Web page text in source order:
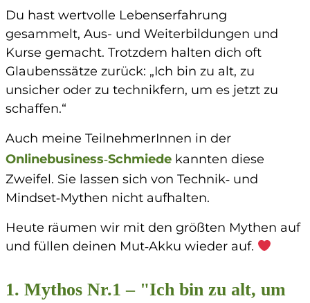
Du hast wertvolle Lebenserfahrung
gesammelt, Aus- und Weiterbildungen und
Kurse gemacht. Trotzdem halten dich oft
Glaubenssätze zurück: „Ich bin zu alt, zu
unsicher oder zu technikfern, um es jetzt zu
schaffen.“
Auch meine TeilnehmerInnen in der
Onlinebusiness‑Schmiede kannten diese
Zweifel. Sie lassen sich von Technik‑ und
Mindset‑Mythen nicht aufhalten.
Heute räumen wir mit den größten Mythen auf
und füllen deinen Mut‑Akku wieder auf.
1. Mythos Nr.1 – "Ich bin zu alt, um